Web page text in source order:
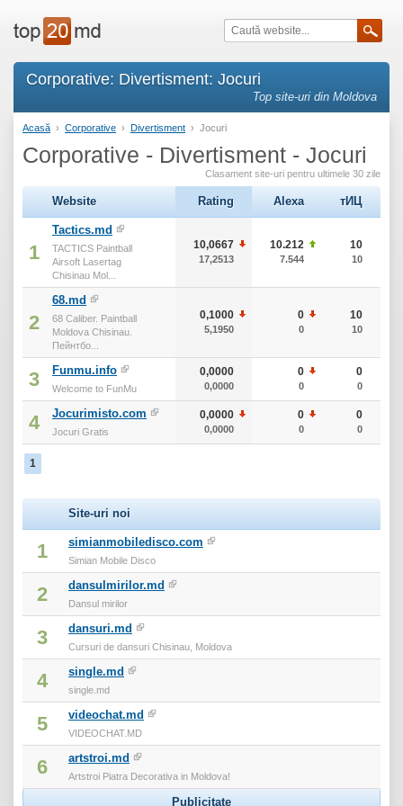
Corporative: Divertisment: Jocuri
Top site-uri din Moldova
Acasă › Corporative › Divertisment › Jocuri
Corporative - Divertisment - Jocuri
Clasament site-uri pentru ultimele 30 zile
Website Rating Alexa тИЦ
1
Tactics.md
TACTICS Paintball
Airsoft Lasertag
Chisinau Mol...
10,0667
17,2513
10.212
7.544
10
10
2
68.md
68 Caliber. Paintball
Moldova Chisinau.
Пейнтбо...
0,1000
5,1950
0
0
10
10
3 Funmu.info
Welcome to FunMu
0,0000
0,0000
0
0
0
0
4 Jocurimisto.com
Jocuri Gratis
0,0000
0,0000
0
0
0
0
1
Site-uri noi
1 simianmobiledisco.com
Simian Mobile Disco
2 dansulmirilor.md
Dansul mirilor
3 dansuri.md
Cursuri de dansuri Chisinau, Moldova
4 single.md
single.md
5 videochat.md
VIDEOCHAT.MD
6 artstroi.md
Artstroi Piatra Decorativa in Moldova!
Publicitate